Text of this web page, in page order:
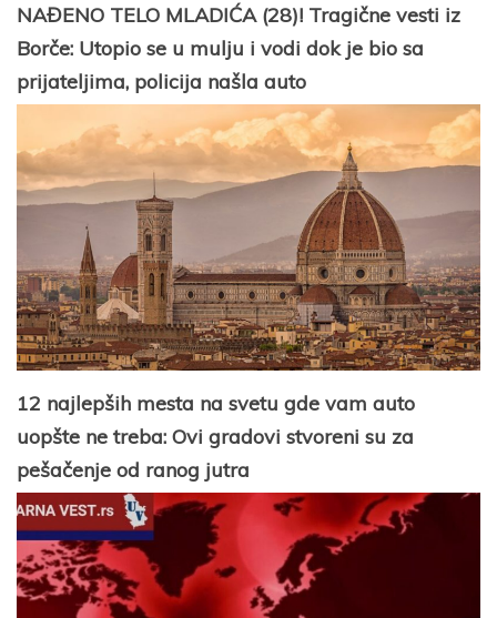
NAĐENO TELO MLADIĆA (28)! Tragične vesti iz
Borče: Utopio se u mulju i vodi dok je bio sa
prijateljima, policija našla auto
12 najlepših mesta na svetu gde vam auto
uopšte ne treba: Ovi gradovi stvoreni su za
pešačenje od ranog jutra